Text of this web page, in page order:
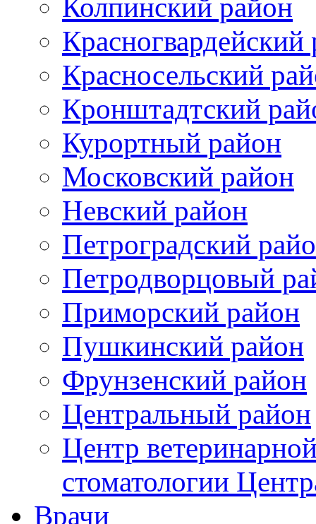
Колпинский район
Красногвардейский
Красносельский
Кронштадтский
Курортный район
Московский район
Невский район
Петроградский
Петродворцовый
Приморский район
Пушкинский район
Фрунзенский район
Цeнтральный район
Центр
стоматологии
Врачи